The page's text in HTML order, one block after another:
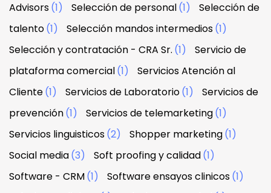
Advisors(1) Selección de personal(1)
Selección de
talento(1) Selección mandos intermedios(1)
Selección y contratación - CRA Sr. (1)
Servicio de
plataforma comercial(1)
Servicios Atención al
Cliente(1) Servicios de Laboratorio(1)
Servicios de
prevención(1) Servicios de telemarketing(1)
Servicios linguisticos(2) Shopper marketing(1)
Social media(3) Soft proofing y calidad(1)
Software - CRM(1) Software ensayos clinicos(1)